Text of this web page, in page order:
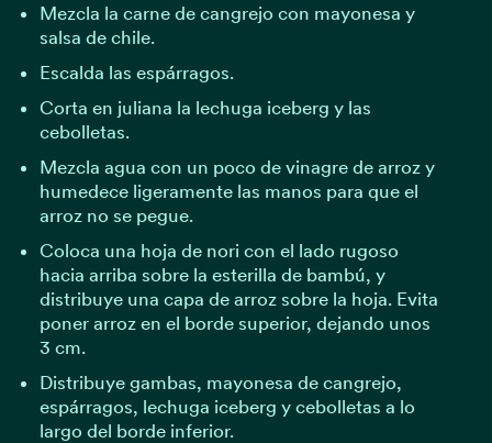
Mezcla la carne de cangrejo con mayonesa y
salsa de chile.
Escalda las espárragos.
Corta en juliana la lechuga iceberg y las
cebolletas.
Mezcla agua con un poco de vinagre de arroz y
humedece ligeramente las manos para que el
arroz no se pegue.
Coloca una hoja de nori con el lado rugoso
hacia arriba sobre la esterilla de bambú, y
distribuye una capa de arroz sobre la hoja. Evita
poner arroz en el borde superior, dejando unos
3 cm.
Distribuye gambas, mayonesa de cangrejo,
espárragos, lechuga iceberg y cebolletas a lo
largo del borde inferior.